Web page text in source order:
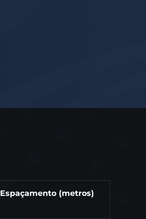
Espaçamento (metros)